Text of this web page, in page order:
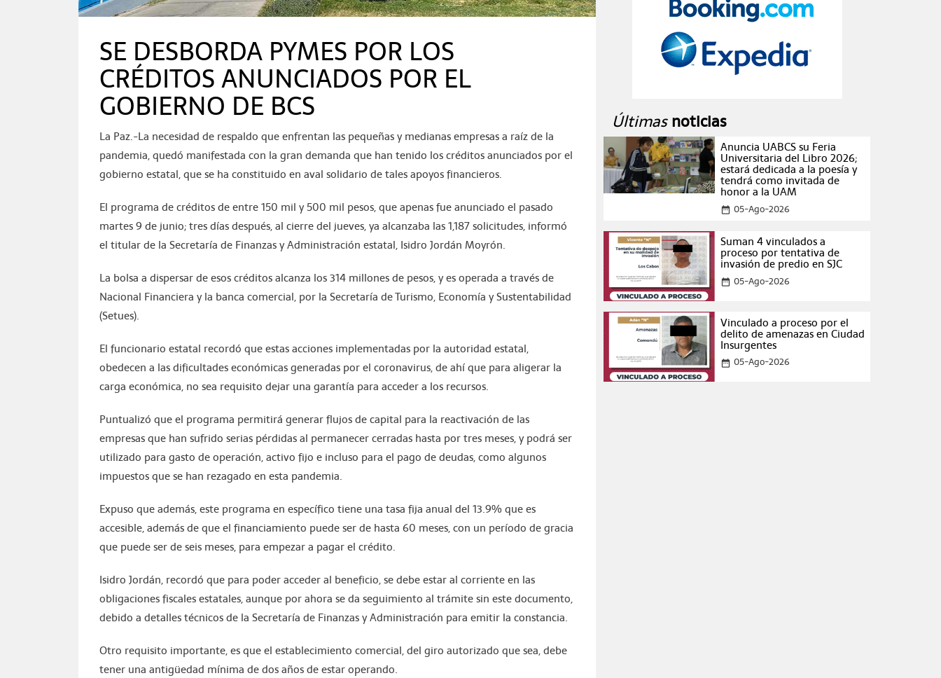
SE DESBORDA PYMES POR LOS
CRÉDITOS ANUNCIADOS POR EL
GOBIERNO DE BCS
La Paz.-La necesidad de respaldo que enfrentan las pequeñas y medianas empresas a raíz de la
pandemia, quedó manifestada con la gran demanda que han tenido los créditos anunciados por el
gobierno estatal, que se ha constituido en aval solidario de tales apoyos financieros.
El programa de créditos de entre 150 mil y 500 mil pesos, que apenas fue anunciado el pasado
martes 9 de junio; tres días después, al cierre del jueves, ya alcanzaba las 1,187 solicitudes, informó
el titular de la Secretaría de Finanzas y Administración estatal, Isidro Jordán Moyrón.
La bolsa a dispersar de esos créditos alcanza los 314 millones de pesos, y es operada a través de
Nacional Financiera y la banca comercial, por la Secretaría de Turismo, Economía y Sustentabilidad
(Setues).
El funcionario estatal recordó que estas acciones implementadas por la autoridad estatal,
obedecen a las dificultades económicas generadas por el coronavirus, de ahí que para aligerar la
carga económica, no sea requisito dejar una garantía para acceder a los recursos.
Puntualizó que el programa permitirá generar flujos de capital para la reactivación de las
empresas que han sufrido serias pérdidas al permanecer cerradas hasta por tres meses, y podrá ser
utilizado para gasto de operación, activo fijo e incluso para el pago de deudas, como algunos
impuestos que se han rezagado en esta pandemia.
Expuso que además, este programa en específico tiene una tasa fija anual del 13.9% que es
accesible, además de que el financiamiento puede ser de hasta 60 meses, con un período de gracia
que puede ser de seis meses, para empezar a pagar el crédito.
Isidro Jordán, recordó que para poder acceder al beneficio, se debe estar al corriente en las
obligaciones fiscales estatales, aunque por ahora se da seguimiento al trámite sin este documento,
debido a detalles técnicos de la Secretaría de Finanzas y Administración para emitir la constancia.
Otro requisito importante, es que el establecimiento comercial, del giro autorizado que sea, debe
tener una antigüedad mínima de dos años de estar operando.
Últimas noticias
Anuncia UABCS su Feria
Universitaria del Libro 2026;
estará dedicada a la poesía y
tendrá como invitada de
honor a la UAM
date_range 05-Ago-2026
Suman 4 vinculados a
proceso por tentativa de
invasión de predio en SJC
date_range 05-Ago-2026
Vinculado a proceso por el
delito de amenazas en Ciudad
Insurgentes
date_range 05-Ago-2026